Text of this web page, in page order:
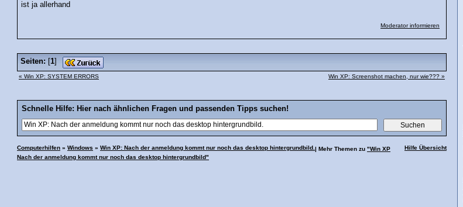
ist ja allerhand
Moderator informieren
Seiten: [1]
« Win XP: SYSTEM ERRORS Win XP: Screenshot machen, nur wie??? »
Schnelle Hilfe: Hier nach ähnlichen Fragen und passenden Tipps suchen!
Computerhilfen » Windows » Win XP: Nach der anmeldung kommt nur noch das desktop hintergrundbild. Hilfe Übersicht
| Mehr Themen zu "Win XP
Nach der anmeldung kommt nur noch das desktop hintergrundbild"